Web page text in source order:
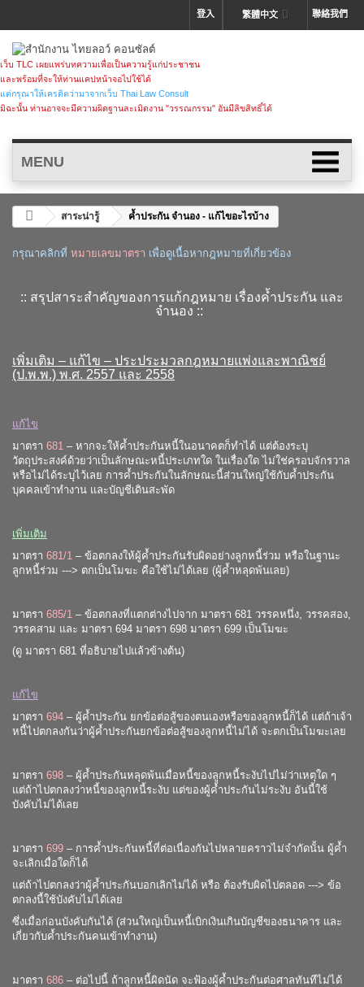
聯絡我們
繁體中文
登入
เว็บ TLC เผยแพร่บทความเพื่อเป็นความรู้แก่ประชาชน
และพร้อมที่จะให้ท่านแคปหน้าจอไปใช้ได้
แต่กรุณาให้เครดิตว่ามาจากเว็บ Thai Law Consult
มิฉะนั้น ท่านอาจจะมีความผิดฐานละเมิดงาน "วรรณกรรม" อันมีลิขสิทธิ์ได้
MENU
สาระน่ารู้ ค้ำประกัน จำนอง - แก้ไขอะไรบ้าง
กรุณาคลิกที่ หมายเลขมาตรา เพื่อดูเนื้อหากฎหมายที่เกี่ยวข้อง
:: สรุปสาระสำคัญของการแก้กฎหมาย เรื่องค้ำประกัน และ
จำนอง ::
เพิ่มเติม – แก้ไข – ประประมวลกฎหมายแพ่งและพาณิชย์
(ป.พ.พ.) พ.ศ. 2557 และ 2558
แก้ไข
มาตรา 681 – หากจะให้ค้ำประกันหนี้ในอนาคตก็ทำได้ แต่ต้องระบุ
วัตถุประสงค์ด้วยว่าเป็นลักษณะหนี้ประเภทใด ในเรื่องใด ไม่ใช่ครอบจักรวาล
หรือไม่ได้ระบุไว้เลย การค้ำประกันในลักษณะนี้ส่วนใหญ่ใช้กับค้ำประกัน
บุคคลเข้าทำงาน และบัญชีเดินสะพัด
เพิ่มเติม
มาตรา 681/1 – ข้อตกลงให้ผู้ค้ำประกันรับผิดอย่างลูกหนี้ร่วม หรือในฐานะ
ลูกหนี้ร่วม ---> ตกเป็นโมฆะ คือใช้ไม่ได้เลย (ผู้ค้ำหลุดพ้นเลย)
มาตรา 685/1 – ข้อตกลงที่แตกต่างไปจาก มาตรา 681 วรรคหนึ่ง, วรรคสอง,
วรรคสาม และ มาตรา 694 มาตรา 698 มาตรา 699 เป็นโมฆะ
(ดู มาตรา 681 ที่อธิบายไปแล้วข้างต้น)
แก้ไข
มาตรา 694 – ผู้ค้ำประกัน ยกข้อต่อสู้ของตนเองหรือของลูกหนี้ก็ได้ แต่ถ้าเจ้า
หนี้ไปตกลงกันว่าผู้ค้ำประกันยกข้อต่อสู้ของลูกหนี้ไม่ได้ จะตกเป็นโมฆะเลย
มาตรา 698 – ผู้ค้ำประกันหลุดพ้นเมื่อหนี้ของลูกหนี้ระงับไปไม่ว่าเหตุใด ๆ
แต่ถ้าไปตกลงว่าหนี้ของลูกหนี้ระงับ แต่ของผู้ค้ำประกันไม่ระงับ อันนี้ใช้
บังคับไม่ได้เลย
มาตรา 699 – การค้ำประกันหนี้ที่ต่อเนื่องกันไปหลายคราวไม่จำกัดนั้น ผู้ค้ำ
จะเลิกเมื่อใดก็ได้
แต่ถ้าไปตกลงว่าผู้ค้ำประกันบอกเลิกไม่ได้ หรือ ต้องรับผิดไปตลอด ---> ข้อ
ตกลงนี้ใช้บังคับไม่ได้เลย
ซึ่งเมื่อก่อนบังคับกันได้ (ส่วนใหญ่เป็นหนี้เบิกเงินเกินบัญชีของธนาคาร และ
เกี่ยวกับค้ำประกันคนเข้าทำงาน)
มาตรา 686 – ต่อไปนี้ ถ้าลูกหนี้ผิดนัด จะฟ้องผู้ค้ำประกันต่อศาลทันทีไม่ได้